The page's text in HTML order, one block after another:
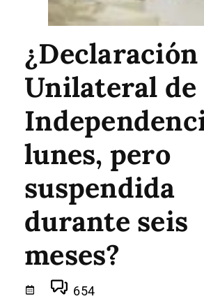
¿Declaración
Unilateral de
lunes, pero
suspendida
durante seis
meses?
654